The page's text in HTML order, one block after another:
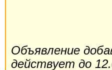
Объявление
действует до